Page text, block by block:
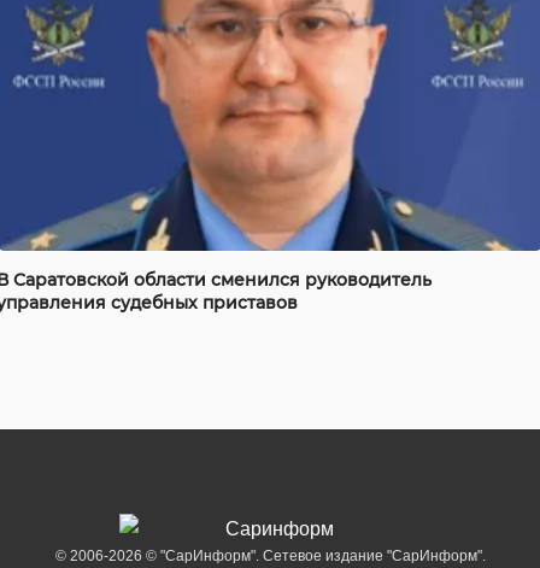
Саратовской области сменился руководитель
судебных приставов
© 2006-2026 © "СарИнформ". Сетевое издание "СарИнформ".